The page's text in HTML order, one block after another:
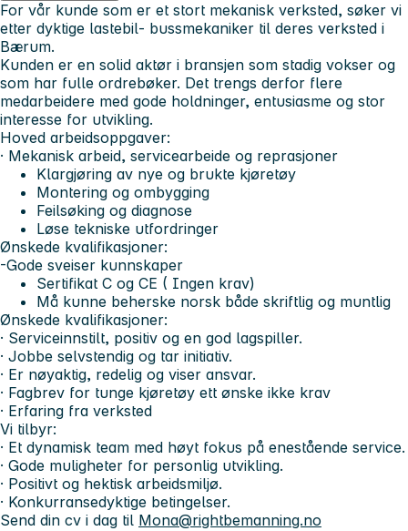
For vår kunde som er et stort mekanisk verksted, søker vi
etter dyktige lastebil- bussmekaniker til deres verksted i
Bærum.
Kunden er en solid aktør i bransjen som stadig vokser og
som har fulle ordrebøker. Det trengs derfor flere
medarbeidere med gode holdninger, entusiasme og stor
interesse for utvikling.
Hoved arbeidsoppgaver:
· Mekanisk arbeid, servicearbeide og reprasjoner
Klargjøring av nye og brukte kjøretøy
Montering og ombygging
Feilsøking og diagnose
Løse tekniske utfordringer
Ønskede kvalifikasjoner:
-Gode sveiser kunnskaper
Sertifikat C og CE ( Ingen krav)
Må kunne beherske norsk både skriftlig og muntlig
Ønskede kvalifikasjoner:
· Serviceinnstilt, positiv og en god lagspiller.
· Jobbe selvstendig og tar initiativ.
· Er nøyaktig, redelig og viser ansvar.
· Fagbrev for tunge kjøretøy ett ønske ikke krav
· Erfaring fra verksted
Vi tilbyr:
· Et dynamisk team med høyt fokus på enestående service.
· Gode muligheter for personlig utvikling.
· Positivt og hektisk arbeidsmiljø.
· Konkurransedyktige betingelser.
Send din cv i dag til Mona@rightbemanning.no